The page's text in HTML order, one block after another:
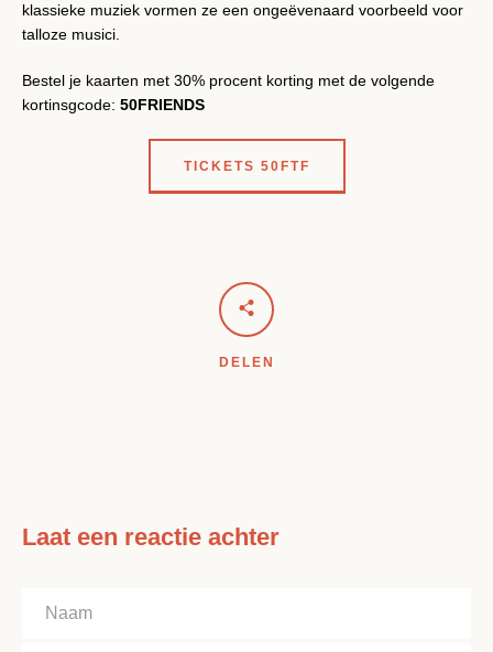
klassieke muziek vormen ze een ongeëvenaard voorbeeld voor
talloze musici.
Bestel je kaarten met 30% procent korting met de volgende
kortinsgcode: 50FRIENDS
TICKETS 50FTF
DELEN
Laat een reactie achter